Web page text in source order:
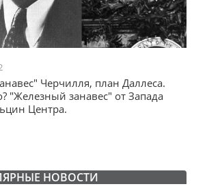
Черчилля, план Даллеса.
"Железный занавес" от Запада
Центра.
НОВОСТИ